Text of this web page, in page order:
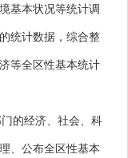
基本状况等统计调
统计数据，综合整
等全区性基本统计
的经济、社会、科
、公布全区性基本